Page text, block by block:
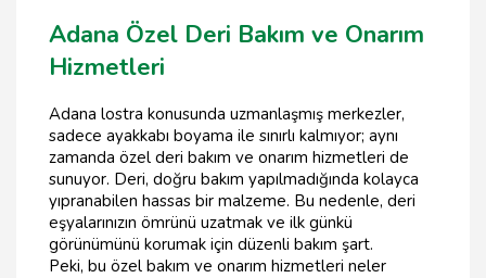
Adana Özel Deri Bakım ve Onarım
Hizmetleri
Adana lostra konusunda uzmanlaşmış merkezler,
sadece ayakkabı boyama ile sınırlı kalmıyor; aynı
zamanda özel deri bakım ve onarım hizmetleri de
sunuyor. Deri, doğru bakım yapılmadığında kolayca
yıpranabilen hassas bir malzeme. Bu nedenle, deri
eşyalarınızın ömrünü uzatmak ve ilk günkü
görünümünü korumak için düzenli bakım şart.
Peki, bu özel bakım ve onarım hizmetleri neler